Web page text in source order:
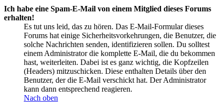
Ich habe eine Spam-E-Mail von einem Mitglied dieses Forums
erhalten!
Es tut uns leid, das zu hören. Das E-Mail-Formular dieses
Forums hat einige Sicherheitsvorkehrungen, die Benutzer, die
solche Nachrichten senden, identifizieren sollen. Du solltest
einem Administrator die komplette E-Mail, die du bekommen
hast, weiterleiten. Dabei ist es ganz wichtig, die Kopfzeilen
(Headers) mitzuschicken. Diese enthalten Details über den
Benutzer, der die E-Mail verschickt hat. Der Administrator
kann dann entsprechend reagieren.
Nach oben